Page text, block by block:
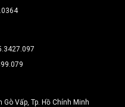
Vấp, Tp. Hồ Chính Minh